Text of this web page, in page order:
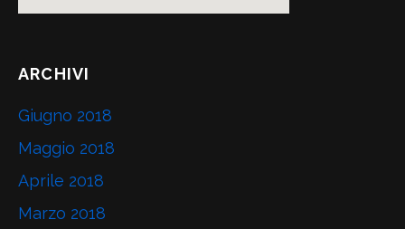
ARCHIVI
Giugno 2018
Maggio 2018
Aprile 2018
Marzo 2018